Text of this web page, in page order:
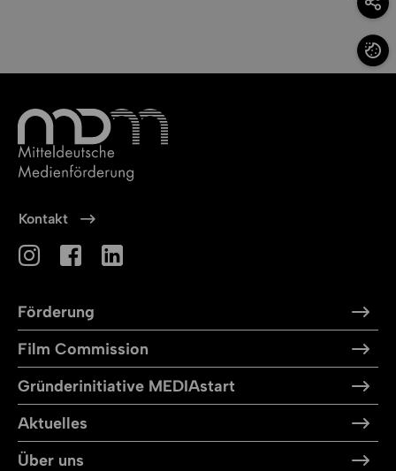
Kontakt
Förderung
Film Commission
Gründerinitiative MEDIAstart
Aktuelles
Über uns